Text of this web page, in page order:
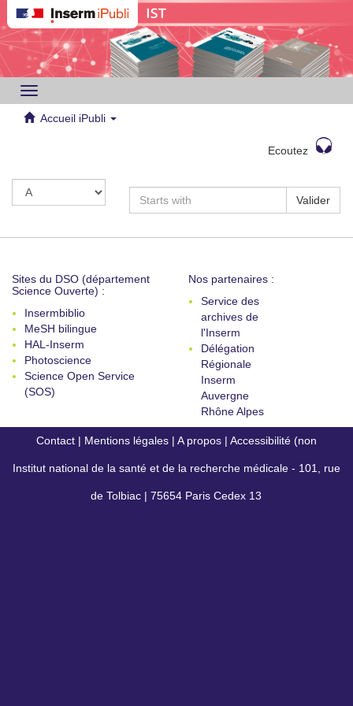
Toggle
navigation
Accueil iPubli
Ecoutez
Valider
Sites du DSO (département
Science Ouverte) :
Insermbiblio
MeSH bilingue
HAL-Inserm
Photoscience
Science Open Service
(SOS)
Nos partenaires :
Service des
archives de
l'Inserm
Délégation
Régionale
Inserm
Auvergne
Rhône Alpes
Contact | Mentions légales | A propos | Accessibilité (non
conforme)
Institut national de la santé et de la recherche médicale - 101, rue
de Tolbiac | 75654 Paris Cedex 13